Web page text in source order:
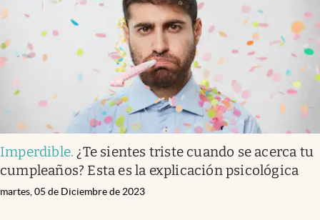
Clima
Espiritualidad
Mediakit
abre en nueva pestaña
México
Imperdible. ¿Te sientes triste cuando se acerca tu
cumpleaños? Esta es la explicación psicológica
martes, 05 de Diciembre de 2023